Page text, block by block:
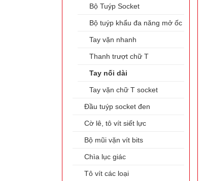
Bộ Tuýp Socket
Bộ tuýp khẩu đa năng mở ốc
Tay vặn nhanh
Thanh trượt chữ T
Tay nối dài
Tay vặn chữ T socket
Đầu tuýp socket đen
Cờ lê, tô vít siết lực
Bộ mũi vặn vít bits
Chìa lục giác
Tô vít các loại